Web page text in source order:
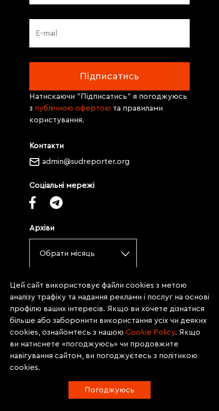
Контакти
admin@sudreporter.org
Соціальні мережі
Архіви
Обрати місяць
Натискаючи "Підписатись" я погоджуюсь
з публічною офертою та правилами
користування.
©2017, Судовий Репортер. Використання
матеріалів сайту лише за умови посилання
(для інтернет-видань - гіперпосилання) на
«Судовий репортер» не нижче третього
абзацу. Матеріали, щодо яких міститься
заборона на повну републікацію
(передрук, копіювання, відтворення або
інше використання), заборонено
передруковувати без згоди редакції.
Матеріали з позначкою PROMOTED, ЗА
Цей сайт використовує файли cookies з метою
аналізу трафіку та надання реклами і послуг на основі
профілю ваших інтересів. Якщо ви хочете дізнатися
більше або заборонити використання усіх чи деяких
cookies, ознайомтесь з нашою Сookie Policy. Якщо
ви натиснете «погоджуюсь» чи продовжите
навігування сайтом, ви погоджуєтесь з політикою
cookies.
Погоджуюсь